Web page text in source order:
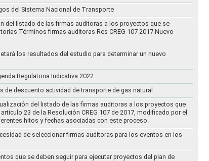
del Sistema Nacional de Transporte
del listado de las firmas auditoras a los proyectos que se
Términos firmas auditoras Res CREG 107-2017-Nuevo
los resultados del estudio para determinar un nuevo
Regulatoria Indicativa 2022
descuento actividad de transporte de gas natural
del listado de las firmas auditoras a los proyectos que
23 de la Resolución CREG 107 de 2017, modificado por el
hitos y fechas asociadas con este proceso.
de seleccionar firmas auditoras para los eventos en los
que se deben seguir para ejecutar proyectos del plan de